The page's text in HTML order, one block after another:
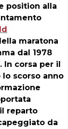
position alla
maratona
dal 1978
corsa per il
scorso anno
reparto
da